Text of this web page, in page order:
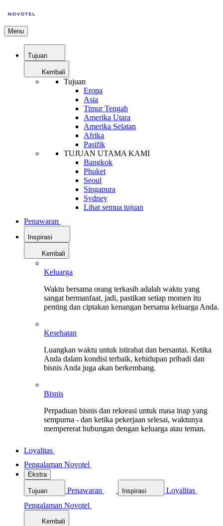
Menu
Tujuan
Kembali
Tujuan
Eropa
Asia
Timur Tengah
Amerika Utara
Amerika Selatan
Afrika
Pasifik
TUJUAN UTAMA KAMI
Bangkok
Phuket
Seoul
Singapura
Sydney
Lihat semua tujuan
Penawaran
Inspirasi
Kembali
Keluarga
Waktu bersama orang terkasih adalah waktu yang
sangat bermanfaat, jadi, pastikan setiap momen itu
penting dan ciptakan kenangan bersama keluarga Anda.
Kesehatan
Luangkan waktu untuk istirahat dan bersantai. Ketika
Anda dalam kondisi terbaik, kehidupan pribadi dan
bisnis Anda juga akan berkembang.
Bisnis
Perpaduan bisnis dan rekreasi untuk masa inap yang
sempurna - dan ketika pekerjaan selesai, waktunya
mempererat hubungan dengan keluarga atau teman.
Loyalitas
Pengalaman Novotel
Ekstra
Tujuan Penawaran Inspirasi
Loyalitas
Pengalaman Novotel
Kembali